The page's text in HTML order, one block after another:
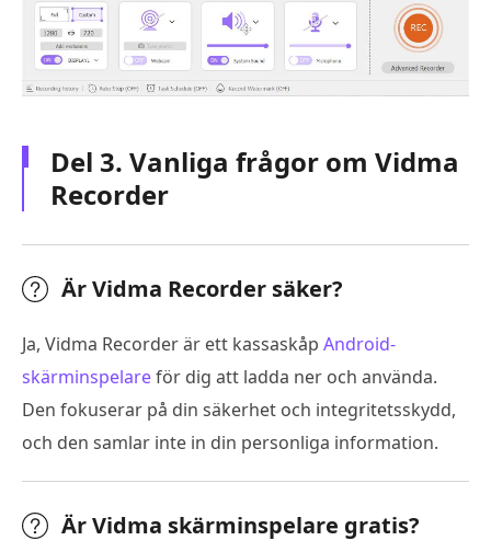
Del 3. Vanliga frågor om Vidma
Recorder
Är Vidma Recorder säker?
Ja, Vidma Recorder är ett kassaskåp Android-
skärminspelareför dig att ladda ner och använda.
Den fokuserar på din säkerhet och integritetsskydd,
och den samlar inte in din personliga information.
Är Vidma skärminspelare gratis?